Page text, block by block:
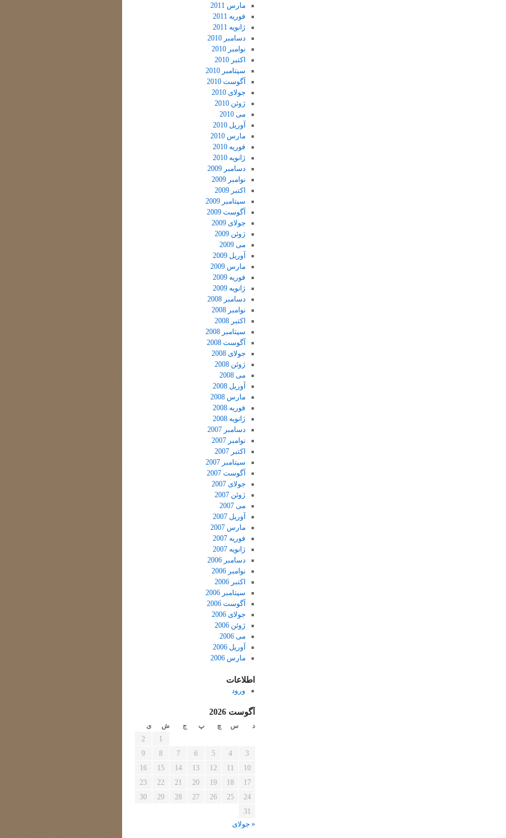
مارس 2011
فوریه 2011
ژانویه 2011
دسامبر 2010
نوامبر 2010
اکتبر 2010
سپتامبر 2010
آگوست 2010
جولای 2010
ژوئن 2010
می 2010
آوریل 2010
مارس 2010
فوریه 2010
ژانویه 2010
دسامبر 2009
نوامبر 2009
اکتبر 2009
سپتامبر 2009
آگوست 2009
جولای 2009
ژوئن 2009
می 2009
آوریل 2009
مارس 2009
فوریه 2009
ژانویه 2009
دسامبر 2008
نوامبر 2008
اکتبر 2008
سپتامبر 2008
آگوست 2008
جولای 2008
ژوئن 2008
می 2008
آوریل 2008
مارس 2008
فوریه 2008
ژانویه 2008
دسامبر 2007
نوامبر 2007
اکتبر 2007
سپتامبر 2007
آگوست 2007
جولای 2007
ژوئن 2007
می 2007
آوریل 2007
مارس 2007
فوریه 2007
ژانویه 2007
دسامبر 2006
نوامبر 2006
اکتبر 2006
سپتامبر 2006
آگوست 2006
جولای 2006
ژوئن 2006
می 2006
آوریل 2006
مارس 2006
اطلاعات
ورود
آگوست 2026
د س چ پ ج ش ی
1
2
3
4
5
6
7
8
9
10
11
12
13
14
15
16
17
18
19
20
21
22
23
24
25
26
27
28
29
30
31
« جولای